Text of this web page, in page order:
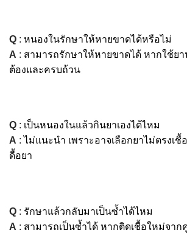
Q : หนองในรักษาให้หายขาดได้หรือไม่
A : สามารถรักษาให้หายขาดได้ หากใช้ย
ต้องและครบถ้วน
Q : เป็นหนองในแล้วกินยาเองได้ไหม
A :ไม่แนะนำ เพราะอาจเลือกยาไม่ตรงเชื้
ดื้อยา
Q : รักษาแล้วกลับมาเป็นซ้ำได้ไหม
A : สามารถเป็นซ้ำได้ หากติดเชื้อใหม่จาก